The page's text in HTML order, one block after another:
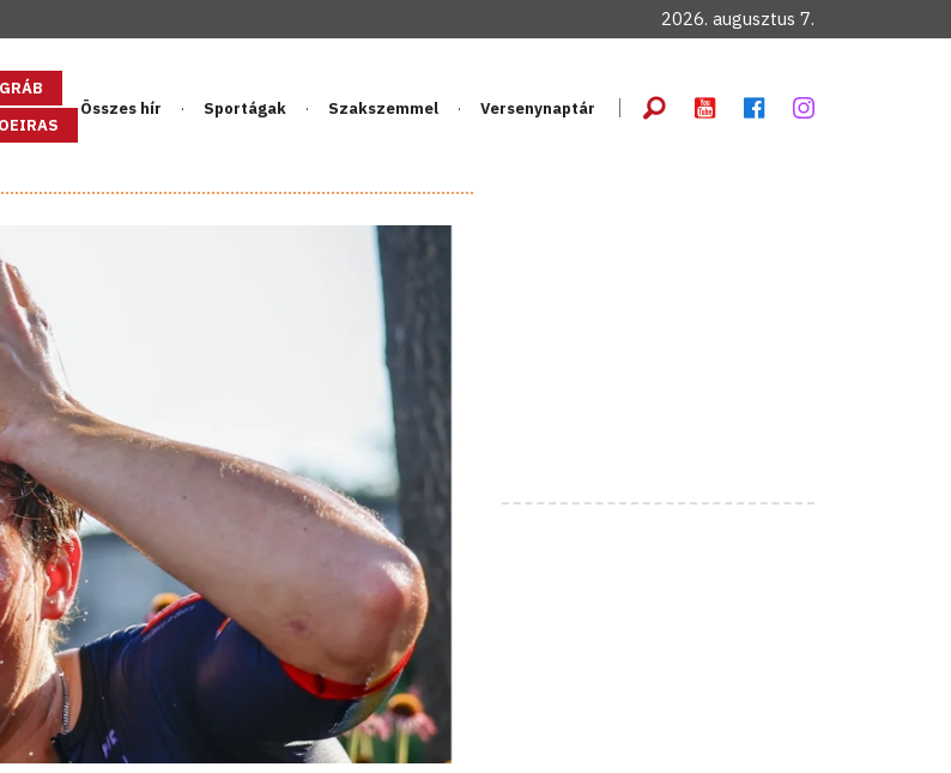
2026. augusztus 7.
Összes hír Sportágak Szakszemmel Versenynaptár